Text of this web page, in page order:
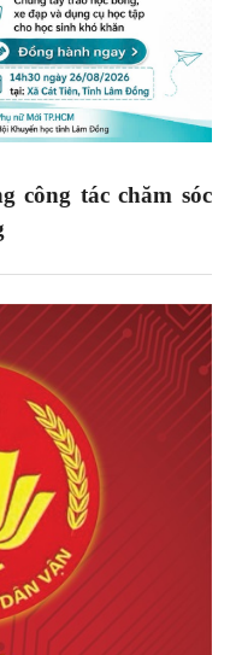
công tác chăm sóc